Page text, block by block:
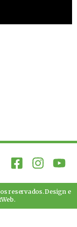
reservados. Design e
.